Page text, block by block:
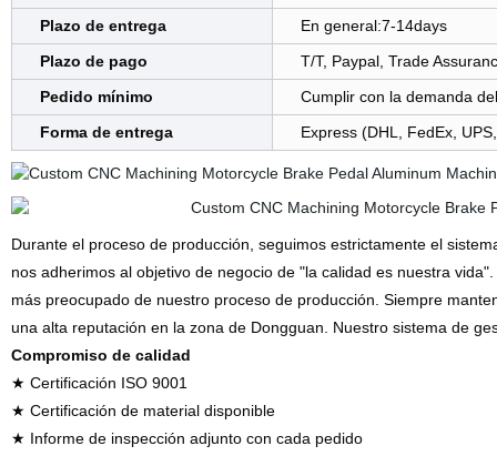
Plazo de entrega
En general:7-14days
Plazo de pago
T/T, Paypal, Trade
Pedido mínimo
Cumplir con la demanda
Forma de entrega
Express (DHL, FedEx,
Durante el proceso de producción, seguimos estrictamente el
nos adherimos al objetivo de negocio de "la calidad es nuestra
más preocupado de nuestro proceso de producción. Siempre
una alta reputación en la zona de Dongguan. Nuestro sistema de
Compromiso de calidad
★ Certificación ISO 9001
★ Certificación de material disponible
★ Informe de inspección adjunto con cada pedido